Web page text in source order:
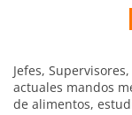
Jefes,
actuales mandos
de alimentos,